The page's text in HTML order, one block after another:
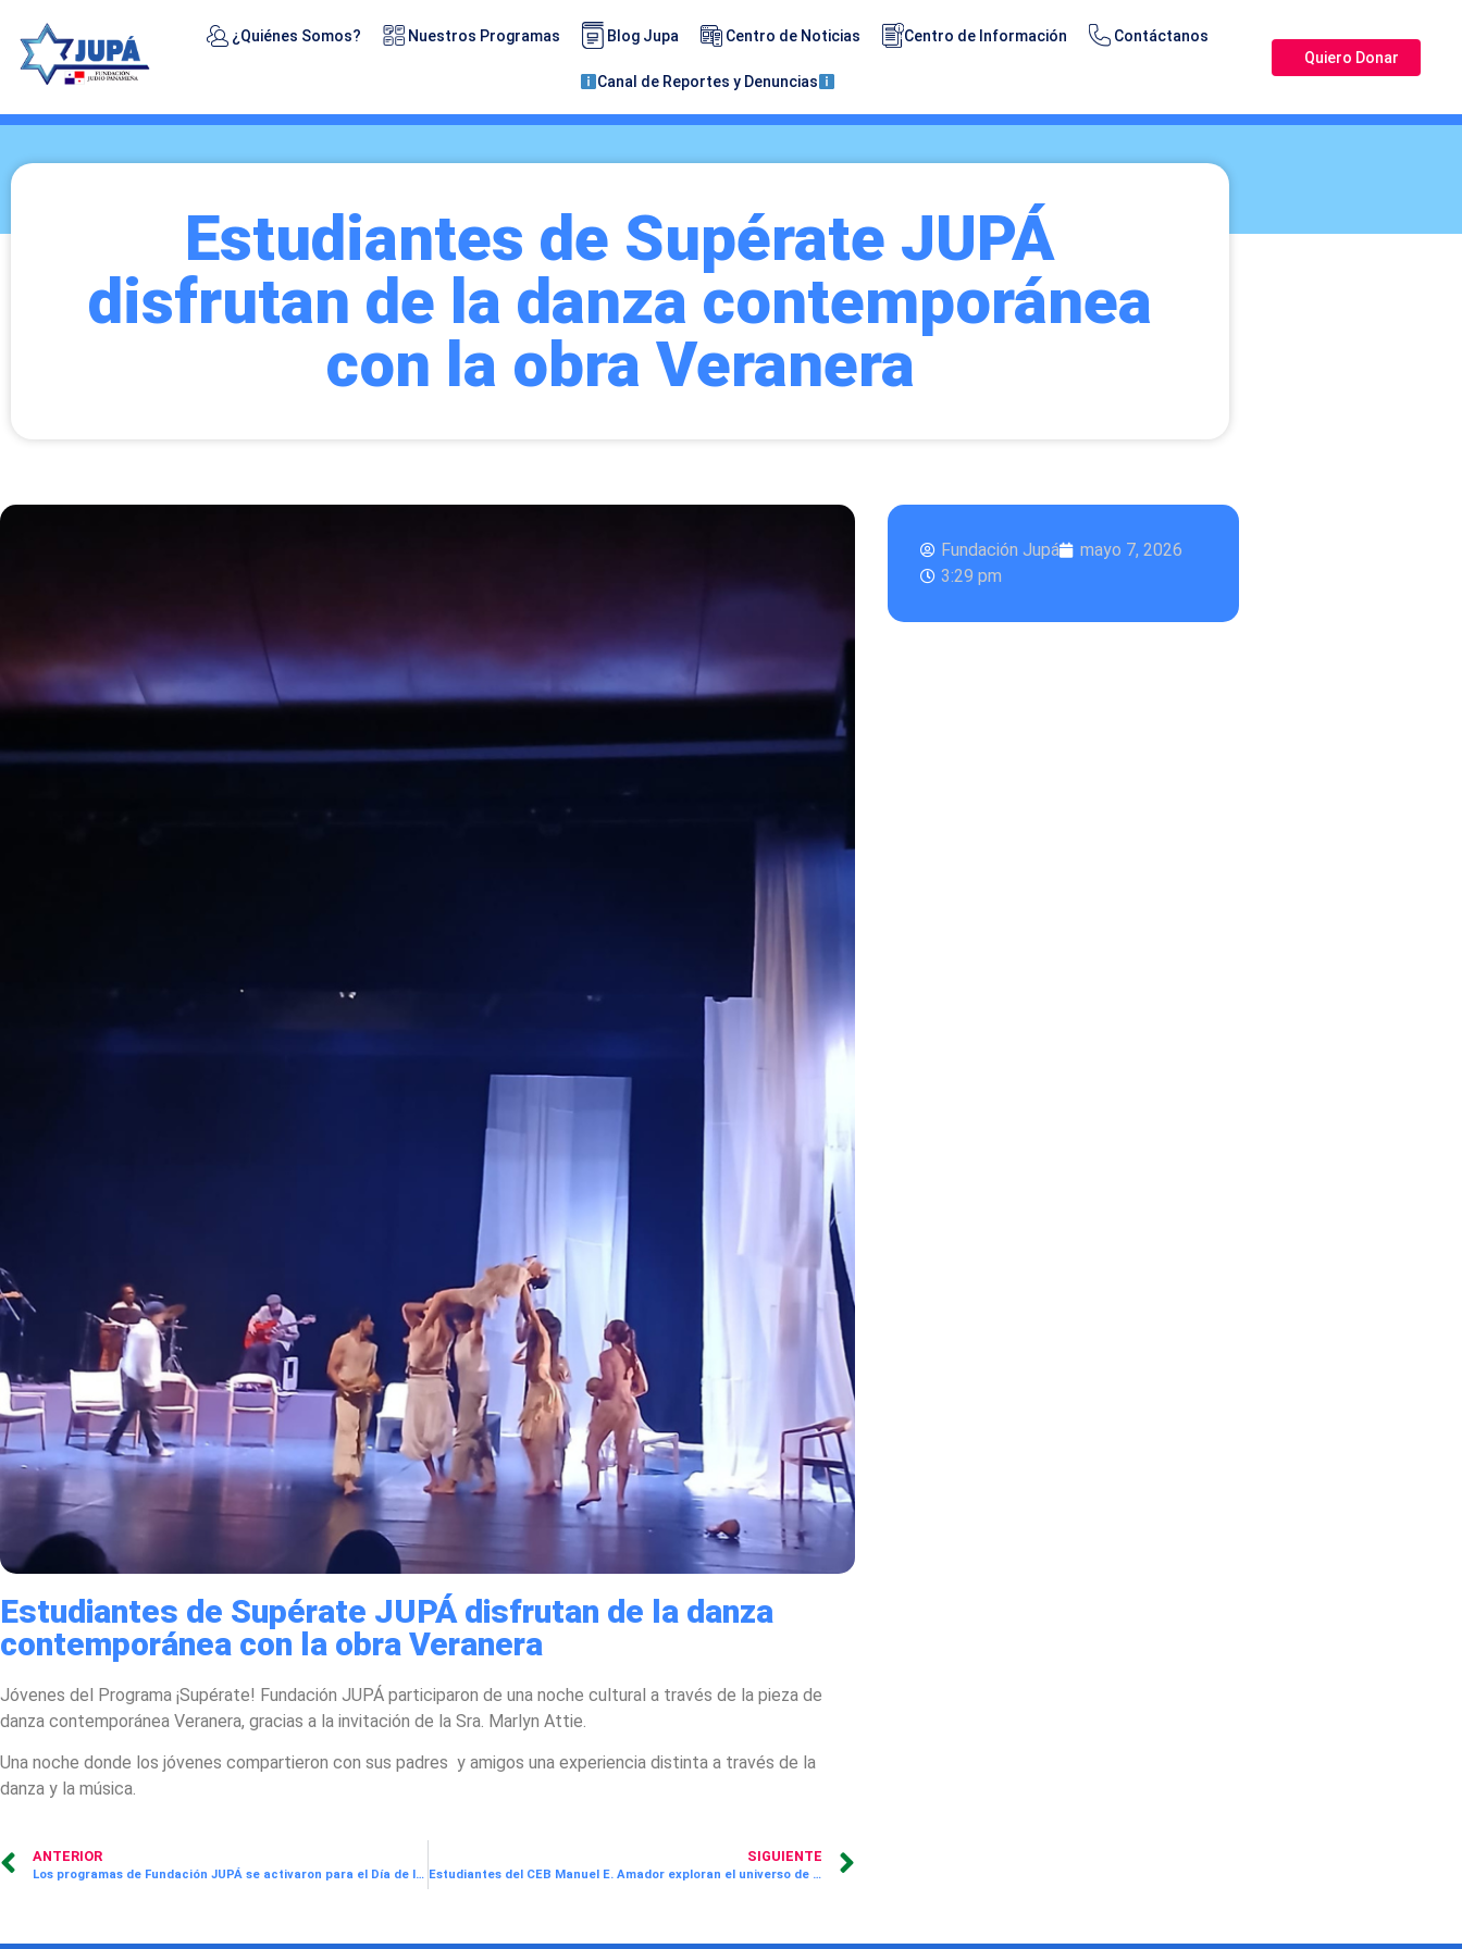
¿Quiénes Somos? Nuestros Programas Blog Jupa Centro de Noticias Centro de Información Contáctanos
Canal de Reportes y Denuncias
Quiero Donar
Estudiantes de Supérate JUPÁ
disfrutan de la danza contemporánea
con la obra Veranera
Estudiantes de Supérate JUPÁ disfrutan de la danza
contemporánea con la obra Veranera
Jóvenes del Programa ¡Supérate! Fundación JUPÁ participaron de una noche cultural a través de la pieza de
danza contemporánea Veranera, gracias a la invitación de la Sra. Marlyn Attie.
Una noche donde los jóvenes compartieron con sus padres y amigos una experiencia distinta a través de la
danza y la música.
ANTERIOR
Los programas de Fundación JUPÁ se activaron para el Día de las Buenas Acciones
SIGUIENTE
Estudiantes del CEB Manuel E. Amador exploran el universo de Trixie Briceño en el MAC
Fundación Jupá
mayo 7, 2026
3:29 pm